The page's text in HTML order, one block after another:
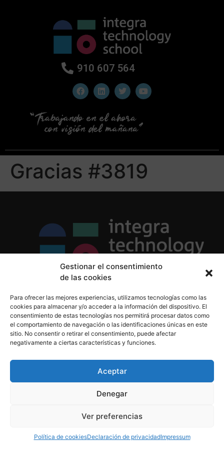
Gestionar el consentimiento
de las cookies
Para ofrecer las mejores experiencias, utilizamos tecnologías como las
cookies para almacenar y/o acceder a la información del dispositivo. El
consentimiento de estas tecnologías nos permitirá procesar datos como
el comportamiento de navegación o las identificaciones únicas en este
sitio. No consentir o retirar el consentimiento, puede afectar
negativamente a ciertas características y funciones.
Aceptar
Denegar
Ver preferencias
Política de cookiesDeclaración de privacidadImpressum
910 607 564
Gracias #3819
Política de Cookies
Aviso Legal
910 607 564
derechos reservados